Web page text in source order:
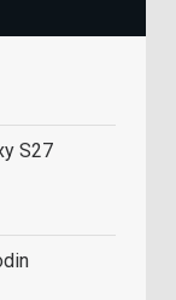
S27